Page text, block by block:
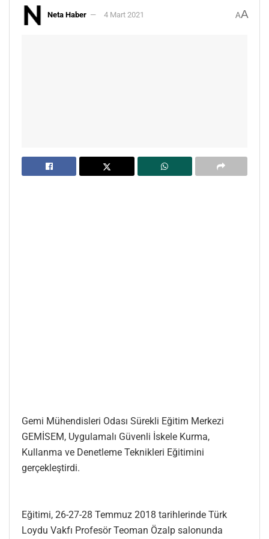
Neta Haber 4 Mart 2021 AA
Gemi Mühendisleri Odası Sürekli Eğitim Merkezi
GEMİSEM, Uygulamalı Güvenli İskele Kurma,
Kullanma ve Denetleme Teknikleri Eğitimini
gerçekleştirdi.
Eğitimi, 26-27-28 Temmuz 2018 tarihlerinde Türk
Loydu Vakfı Profesör Teoman Özalp salonunda